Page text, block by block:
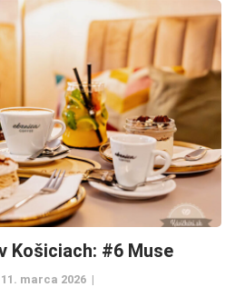
Košiciach: #6 Muse
11. marca 2026